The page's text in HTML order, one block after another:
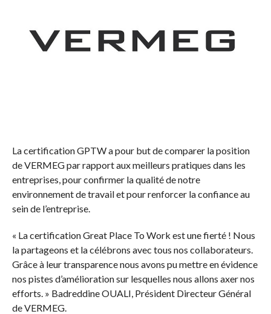
La certification GPTW a pour but de comparer la position
de VERMEG par rapport aux meilleurs pratiques dans les
entreprises, pour confirmer la qualité de notre
environnement de travail et pour renforcer la confiance au
sein de l’entreprise.
« La certification Great Place To Work est une fierté ! Nous
la partageons et la célébrons avec tous nos collaborateurs.
Grâce à leur transparence nous avons pu mettre en évidence
nos pistes d’amélioration sur lesquelles nous allons axer nos
efforts.» Badreddine OUALI, Président Directeur Général
de VERMEG.